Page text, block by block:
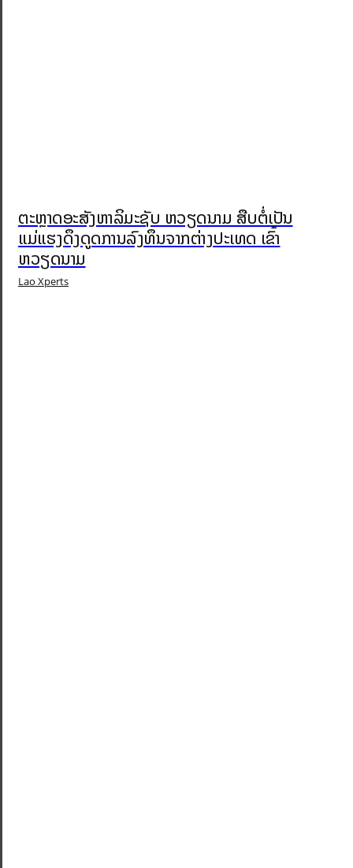
ຕະຫຼາດອະສັງຫາລິມະຊັບ ຫວຽດນາມ ສືບຕໍ່ເປັນ
ແມ່ແຮງດຶງດູດການລົງທຶນຈາກຕ່າງປະເທດ ເຂົ້າ
ຫວຽດນາມ
Lao Xperts